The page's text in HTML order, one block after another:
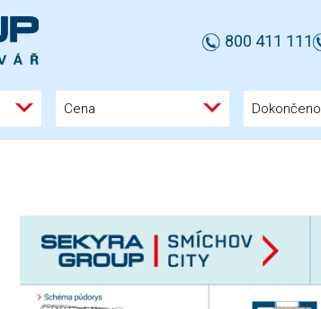
800 411 111
Cena Dokončeno